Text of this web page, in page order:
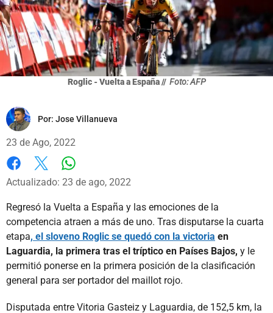
Roglic - Vuelta a España // Foto: AFP
Por: Jose Villanueva
23 de Ago, 2022
Facebook
X
Actualizado: 23 de ago, 2022
Regresó la Vuelta a España y las emociones de la
competencia atraen a más de uno. Tras disputarse la cuarta
etapa, el sloveno Roglic se quedó con la victoria en
Laguardia, la primera tras el tríptico en Países Bajos, y le
permitió ponerse en la primera posición de la clasificación
general para ser portador del maillot rojo.
Disputada entre Vitoria Gasteiz y Laguardia, de 152,5 km, la